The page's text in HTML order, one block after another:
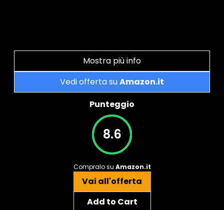
Mostra più info
Vedi offerta suAmazon.it
Punteggio
8.6
Compralo su Amazon.it
Vai all'offerta
Add to Cart